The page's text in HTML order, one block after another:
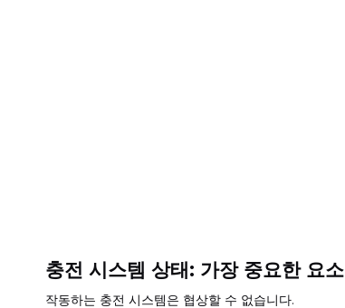
충전 시스템 상태: 가장 중요한 요소
작동하는 충전 시스템은 협상할 수 없습니다.